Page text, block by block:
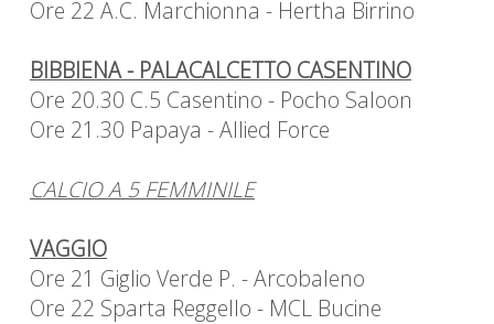
Ore 22 A.C. Marchionna - Hertha Birrino
BIBBIENA - PALACALCETTO CASENTINO
Ore 20.30 C.5 Casentino - Pocho Saloon
Ore 21.30 Papaya - Allied Force
CALCIO A 5 FEMMINILE
VAGGIO
Ore 21 Giglio Verde P. - Arcobaleno
Ore 22 Sparta Reggello - MCL Bucine